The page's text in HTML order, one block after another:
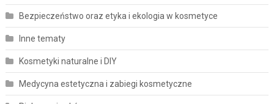
Bezpieczeństwo oraz etyka i ekologia w kosmetyce
Inne tematy
Kosmetyki naturalne i DIY
Medycyna estetyczna i zabiegi kosmetyczne